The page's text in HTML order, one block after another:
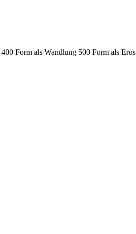
400 Form als Wandlung 500 Form als Eros